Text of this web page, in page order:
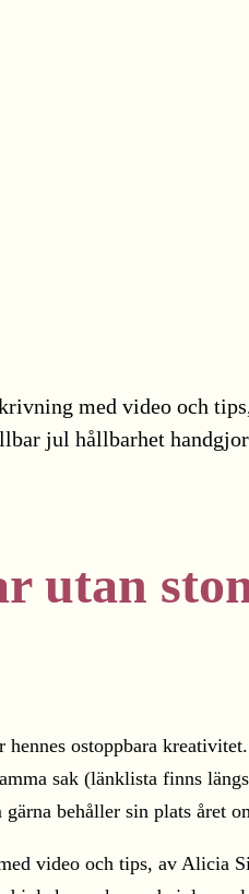
utan
ostoppbara
sak (länklista finns
behåller sin plats året